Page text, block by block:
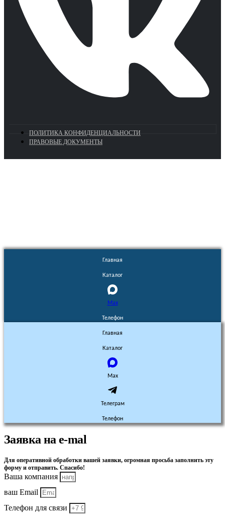
ПОЛИТИКА КОНФИДЕНЦИАЛЬНОСТИ
ПРАВОВЫЕ ДОКУМЕНТЫ
Главная
Каталог
Max
Телефон
Главная
Каталог
Max
Телеграм
Телефон
Заявка на e-mal
Для оперативной обработки вашей заявки, огромная просьба заполнить эту
форму и отправить. Спасибо!
Ваша компания
ваш Email
Телефон для связи